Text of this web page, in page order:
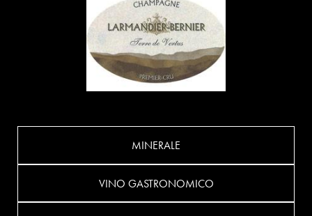
MINERALE
VINO GASTRONOMICO